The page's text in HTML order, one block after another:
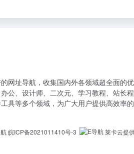
网址导航，收集国内外各领域超全面的
公、设计师、二次元、学习教程、站长
具等多个领域，为广大用户提供高效率
皖ICP备2021011410号-3 莱卡云提